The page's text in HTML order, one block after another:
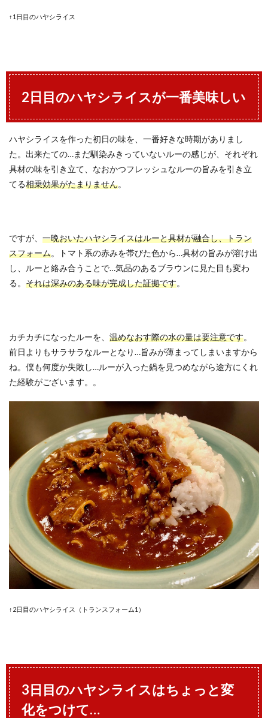
↑1日目のハヤシライス
2日目のハヤシライスが一番美味しい
ハヤシライスを作った初日の味を、一番好きな時期がありまし
た。出来たての…まだ馴染みきっていないルーの感じが、それぞれ
具材の味を引き立て、なおかつフレッシュなルーの旨みを引き立
てる相乗効果がたまりません。
ですが、 一晩おいたハヤシライスはルーと具材が融合し、トラン
スフォーム。トマト系の赤みを帯びた色から…具材の旨みが溶け出
し、ルーと絡み合うことで…気品のあるブラウンに見た目も変わ
る。 それは深みのある味が完成した証拠です。
カチカチになったルーを、 温めなおす際の水の量は要注意です。
前日よりもサラサラなルーとなり…旨みが薄まってしまいますから
ね。僕も何度か失敗し…ルーが入った鍋を見つめながら途方にくれ
た経験がございます。。
↑2日目のハヤシライス（トランスフォーム1）
3日目のハヤシライスはちょっと変
化をつけて…